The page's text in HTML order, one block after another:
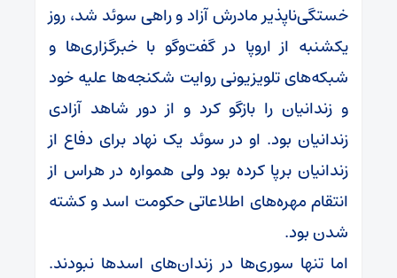
خستگی‌ناپذیر مادرش آزاد و راهی سوئد شد، روز
یکشنبه از اروپا در گفت‌وگو با خبرگزاری‌ها و
شبکه‌های تلویزیونی روایت شکنجه‌ها علیه خود
و زندانیان را بازگو کرد و از دور شاهد آزادی
زندانیان بود. او در سوئد یک نهاد برای دفاع از
زندانیان برپا کرده بود ولی همواره در هراس از
انتقام مهره‌های اطلاعاتی حکومت اسد و کشته
شدن بود.
اما تنها سوری‌ها در زندان‌های اسدها نبودند.